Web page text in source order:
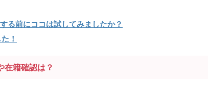
る前にココは試してみましたか？
！
在籍確認は？